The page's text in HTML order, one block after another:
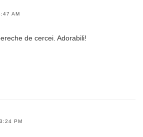
AM
de cercei. Adorabili!
PM